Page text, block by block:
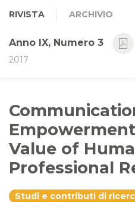
RIVISTA ARCHIVIO
Anno IX, Numero 3
2017
Value of
Professional
Studi e contributi di